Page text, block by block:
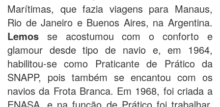
Marítimas, que fazia viagens para Manaus,
Rio de Janeiro e Buenos Aires, na Argentina.
Lemos se acostumou com o conforto e
glamour desde tipo de navio e, em 1964,
habilitou-se como Praticante de Prático da
SNAPP, pois também se encantou com os
navios da Frota Branca. Em 1968, foi criada a